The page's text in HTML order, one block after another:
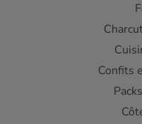
Confits